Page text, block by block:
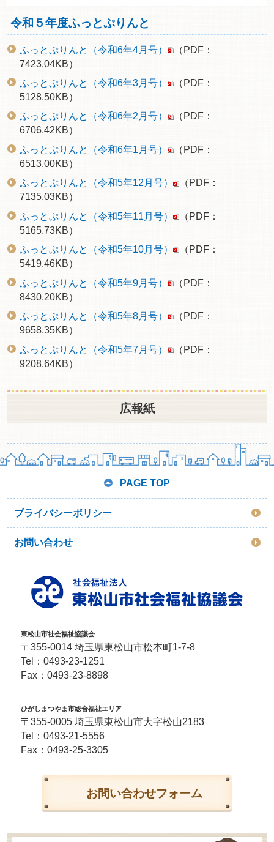
令和５年度ふっとぷりんと
ふっとぷりんと（令和6年4月号） （PDF：
7423.04KB）
ふっとぷりんと（令和6年3月号） （PDF：
5128.50KB）
ふっとぷりんと（令和6年2月号） （PDF：
6706.42KB）
ふっとぷりんと（令和6年1月号） （PDF：
6513.00KB）
ふっとぷりんと（令和5年12月号） （PDF：
7135.03KB）
ふっとぷりんと（令和5年11月号） （PDF：
5165.73KB）
ふっとぷりんと（令和5年10月号） （PDF：
5419.46KB）
ふっとぷりんと（令和5年9月号） （PDF：
8430.20KB）
ふっとぷりんと（令和5年8月号） （PDF：
9658.35KB）
ふっとぷりんと（令和5年7月号） （PDF：
9208.64KB）
広報紙
PAGE TOP
プライバシーポリシー
お問い合わせ
東松山市社会福祉協議会
〒355-0014 埼玉県東松山市松本町1-7-8
Tel： 0493-23-1251
Fax：0493-23-8898
ひがしまつやま市総合福祉エリア
〒355-0005 埼玉県東松山市大字松山2183
Tel： 0493-21-5556
Fax：0493-25-3305
お問い合わせフォーム